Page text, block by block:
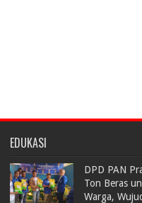
EDUKASI
DPD PAN
Ton Beras
Warga,